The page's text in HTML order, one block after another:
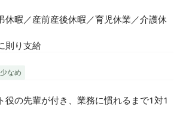
休暇／産前産後休暇／育児休業／介護休
則り支給
なめ
役の先輩が付き、業務に慣れるまで1対1